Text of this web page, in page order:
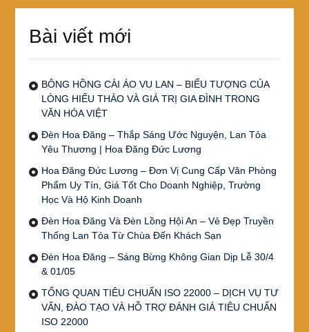
Bài viết mới
BÔNG HỒNG CÀI ÁO VU LAN – BIỂU TƯỢNG CỦA
LÒNG HIẾU THẢO VÀ GIÁ TRỊ GIA ĐÌNH TRONG
VĂN HÓA VIỆT
Đèn Hoa Đăng – Thắp Sáng Ước Nguyện, Lan Tỏa
Yêu Thương | Hoa Đăng Đức Lương
Hoa Đăng Đức Lương – Đơn Vị Cung Cấp Văn Phòng
Phẩm Uy Tín, Giá Tốt Cho Doanh Nghiệp, Trường
Học Và Hộ Kinh Doanh
Đèn Hoa Đăng Và Đèn Lồng Hội An – Vẻ Đẹp Truyền
Thống Lan Tỏa Từ Chùa Đến Khách Sạn
Đèn Hoa Đăng – Sáng Bừng Không Gian Dịp Lễ 30/4
& 01/05
TỔNG QUAN TIÊU CHUẨN ISO 22000 – DỊCH VỤ TƯ
VẤN, ĐÀO TẠO VÀ HỖ TRỢ ĐÁNH GIÁ TIÊU CHUẨN
ISO 22000